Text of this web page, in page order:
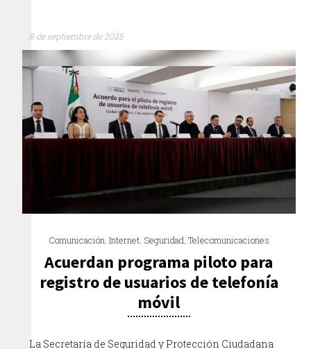
8 de septiembre de 2025
Comunicación, Internet, Seguridad, Telecomunicaciones
Acuerdan programa piloto para
registro de usuarios de telefonía
móvil
La Secretaría de Seguridad y Protección Ciudadana